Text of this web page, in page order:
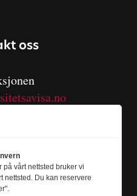
oss
på vårt nettsted bruker vi
nettsted. Du kan reservere